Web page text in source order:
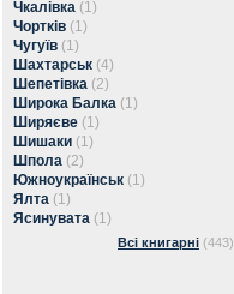
Чкалівка (1)
Чортків (1)
Чугуїв (1)
Шахтарськ (4)
Шепетівка (2)
Широка Балка (1)
Ширяєве (1)
Шишаки (1)
Шпола (2)
Южноукраїнськ (1)
Ялта (1)
Ясинувата (1)
Всі книгарні (443)